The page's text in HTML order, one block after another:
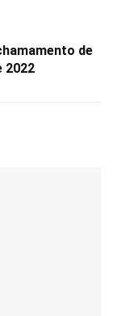
de
2022